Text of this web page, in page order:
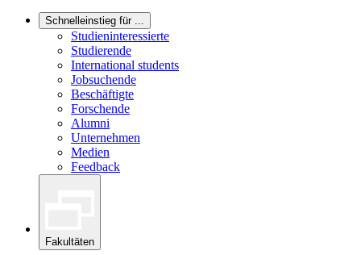
Schnelleinstieg für ...
Studieninteressierte
Studierende
International students
Jobsuchende
Beschäftigte
Forschende
Alumni
Unternehmen
Medien
Feedback
Fakultäten